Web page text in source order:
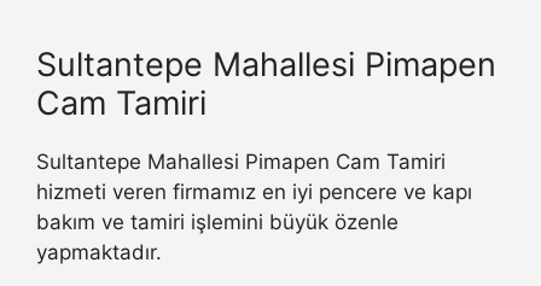
Sultantepe Mahallesi Pimapen
Cam Tamiri
Sultantepe Mahallesi Pimapen Cam Tamiri
hizmeti veren firmamız en iyi pencere ve kapı
bakım ve tamiri işlemini büyük özenle
yapmaktadır.